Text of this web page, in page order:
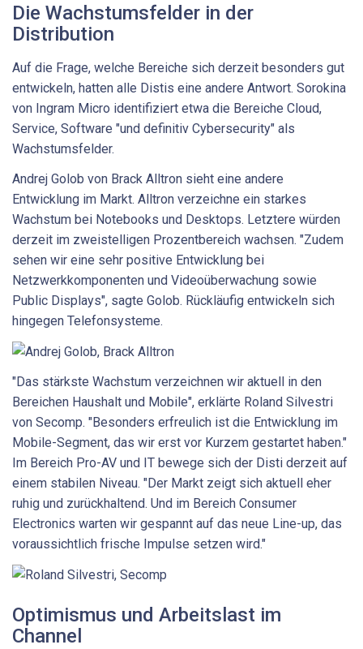
Die Wachstumsfelder in der
Distribution
Auf die Frage, welche Bereiche sich derzeit besonders gut
entwickeln, hatten alle Distis eine andere Antwort. Sorokina
von Ingram Micro identifiziert etwa die Bereiche Cloud,
Service, Software "und definitiv Cybersecurity" als
Wachstumsfelder.
Andrej Golob von Brack Alltron sieht eine andere
Entwicklung im Markt. Alltron verzeichne ein starkes
Wachstum bei Notebooks und Desktops. Letztere würden
derzeit im zweistelligen Prozentbereich wachsen. "Zudem
sehen wir eine sehr positive Entwicklung bei
Netzwerkkompo­nenten und Videoüberwachung sowie
Public Displays", sagte Golob. Rückläufig entwickeln sich
hingegen Telefon­systeme.
"Das stärkste Wachstum verzeichnen wir aktuell in den
Bereichen Haushalt und Mobile", erklärte Roland Silvestri
von Secomp. "Besonders erfreulich ist die Entwicklung im
Mobile-Segment, das wir erst vor Kurzem gestartet haben."
Im Bereich Pro-AV und IT bewege sich der Disti derzeit auf
einem stabilen Niveau. "Der Markt zeigt sich aktuell eher
ruhig und zurückhaltend. Und im Bereich Consumer
Electronics warten wir gespannt auf das neue Line-up, das
voraussichtlich frische Impulse setzen wird."
Optimismus und Arbeitslast im
Channel